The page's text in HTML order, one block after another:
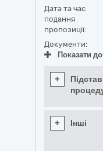
Дата та час
подання
пропозиції:
Документи:
Показати
+
+ Інші